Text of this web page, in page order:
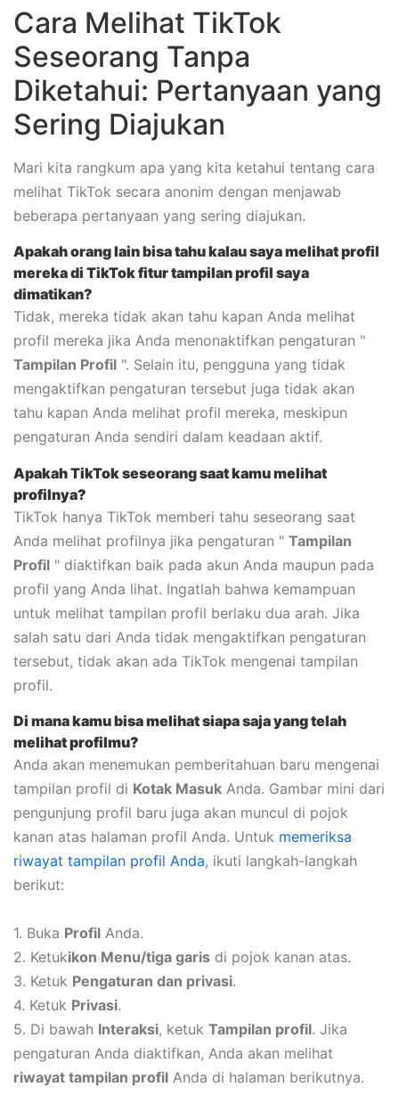
Cara Melihat TikTok
Seseorang Tanpa
Diketahui: Pertanyaan yang
Sering Diajukan
Mari kita rangkum apa yang kita ketahui tentang cara
melihat TikTok secara anonim dengan menjawab
beberapa pertanyaan yang sering diajukan.
Apakah orang lain bisa tahu kalau saya melihat profil
mereka di TikTok fitur tampilan profil saya
dimatikan?
Tidak, mereka tidak akan tahu kapan Anda melihat
profil mereka jika Anda menonaktifkan pengaturan "
Tampilan Profil ". Selain itu, pengguna yang tidak
mengaktifkan pengaturan tersebut juga tidak akan
tahu kapan Anda melihat profil mereka, meskipun
pengaturan Anda sendiri dalam keadaan aktif.
Apakah TikTok seseorang saat kamu melihat
profilnya?
TikTok hanya TikTok memberi tahu seseorang saat
Anda melihat profilnya jika pengaturan " Tampilan
Profil " diaktifkan baik pada akun Anda maupun pada
profil yang Anda lihat. Ingatlah bahwa kemampuan
untuk melihat tampilan profil berlaku dua arah. Jika
salah satu dari Anda tidak mengaktifkan pengaturan
tersebut, tidak akan ada TikTok mengenai tampilan
profil.
Di mana kamu bisa melihat siapa saja yang telah
melihat profilmu?
Anda akan menemukan pemberitahuan baru mengenai
tampilan profil di Kotak Masuk Anda. Gambar mini dari
pengunjung profil baru juga akan muncul di pojok
kanan atas halaman profil Anda. Untuk memeriksa
riwayat tampilan profil Anda, ikuti langkah-langkah
berikut:
1. Buka Profil Anda.
2. Ketukikon Menu/tiga garis di pojok kanan atas.
3. Ketuk Pengaturan dan privasi.
4. Ketuk Privasi.
5. Di bawah Interaksi, ketuk Tampilan profil. Jika
pengaturan Anda diaktifkan, Anda akan melihat
riwayat tampilan profil Anda di halaman berikutnya.